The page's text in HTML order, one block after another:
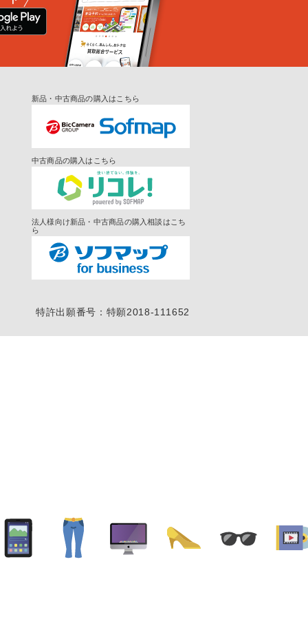
新品・中古商品の購入はこちら
中古商品の購入はこちら
法人様向け新品・中古商品の購入相談はこち
ら
特許出願番号：特願2018-111652